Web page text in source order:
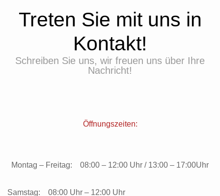
Treten Sie mit uns in
Kontakt!
Schreiben Sie uns, wir freuen uns über Ihre
Nachricht!
Öffnungszeiten:
Montag – Freitag: 08:00 – 12:00 Uhr / 13:00 – 17:00Uhr
Samstag: 08:00 Uhr – 12:00 Uhr